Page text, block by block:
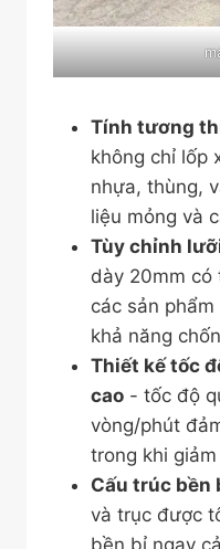
Tính tương
không chỉ lốp
nhựa, thùng,
liệu mỏng và
Tùy chỉnh
dày 20mm có
các sản
khả năng
Thiết kế tốc
cao - tốc độ
vòng/phút
trong khi
Cấu trúc bền
và trục được
bền bỉ ngay